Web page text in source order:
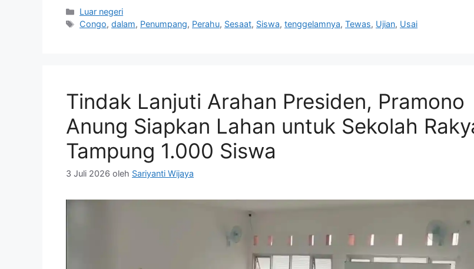
Kategori
Luar negeri
Tag
Congo,dalam, Penumpang, Perahu, Sesaat, Siswa,tenggelamnya,Tewas, Ujian, Usai
Tindak Lanjuti Arahan Presiden, Pramono
Anung Siapkan Lahan untuk Sekolah
Tampung 1.000 Siswa
3 Juli 2026 oleh Sariyanti Wijaya